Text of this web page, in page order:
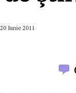
20 Iunie 2011